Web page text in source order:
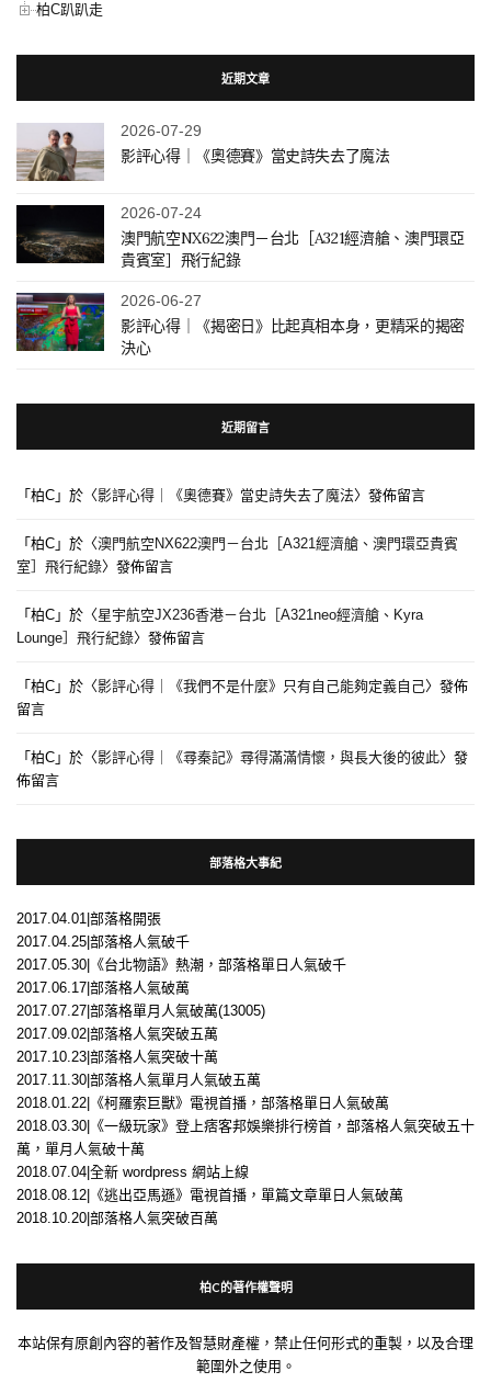
柏C趴趴走
近期文章
2026-07-29
影評心得｜《奧德賽》當史詩失去了魔法
2026-07-24
澳門航空NX622澳門－台北［A321經濟艙、澳門環亞
貴賓室］飛行紀錄
2026-06-27
影評心得｜《揭密日》比起真相本身，更精采的揭密
決心
近期留言
「 柏C 」於〈影評心得｜《奧德賽》當史詩失去了魔法〉發佈留言
「 柏C 」於〈澳門航空NX622澳門－台北［A321經濟艙、澳門環亞貴賓
室］飛行紀錄〉發佈留言
「 柏C 」於〈星宇航空JX236香港－台北［A321neo經濟艙、Kyra
Lounge］飛行紀錄〉發佈留言
「 柏C 」於〈影評心得｜《我們不是什麼》只有自己能夠定義自己〉發佈
留言
「 柏C 」於〈影評心得｜《尋秦記》尋得滿滿情懷，與長大後的彼此〉發
佈留言
部落格大事紀
2017.04.01|部落格開張
2017.04.25|部落格人氣破千
2017.05.30|《台北物語》熱潮，部落格單日人氣破千
2017.06.17|部落格人氣破萬
2017.07.27|部落格單月人氣破萬(13005)
2017.09.02|部落格人氣突破五萬
2017.10.23|部落格人氣突破十萬
2017.11.30|部落格人氣單月人氣破五萬
2018.01.22|《柯羅索巨獸》電視首播，部落格單日人氣破萬
2018.03.30|《一級玩家》登上痞客邦娛樂排行榜首，部落格人氣突破五十
萬，單月人氣破十萬
2018.07.04|全新 wordpress 網站上線
2018.08.12|《逃出亞馬遜》電視首播，單篇文章單日人氣破萬
2018.10.20|部落格人氣突破百萬
柏C的著作權聲明
本站保有原創內容的著作及智慧財產權，禁止任何形式的重製，以及合理
範圍外之使用。